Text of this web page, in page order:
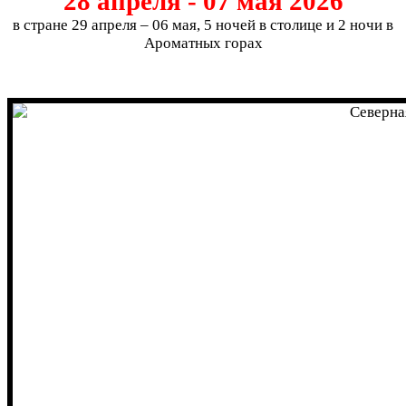
в стране 29 апреля – 06 мая, 5 ночей в столице и 2 ночи в
Ароматных горах